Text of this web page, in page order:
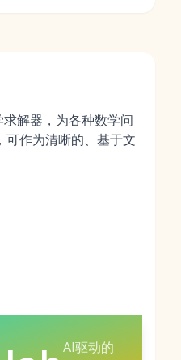
解器，为各种数学问
可作为清晰的、基于文
AI驱动的